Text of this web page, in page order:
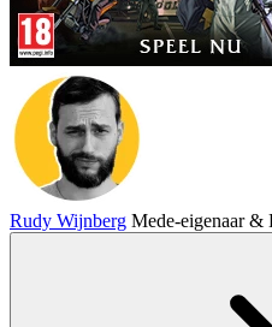
Rudy Wijnberg Mede-eigenaar &